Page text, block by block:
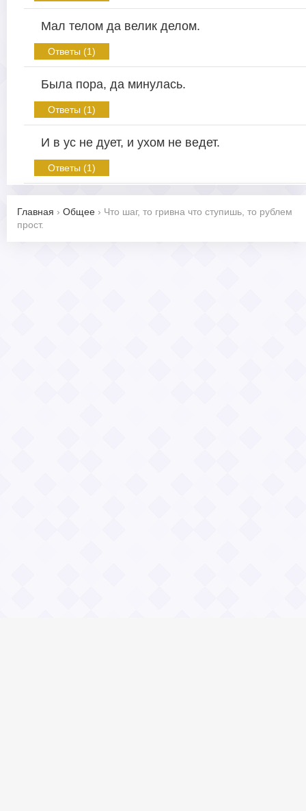
Мал телом да велик делом.
Ответы (1)
Была пора, да минулась.
Ответы (1)
И в ус не дует, и ухом не ведет.
Ответы (1)
Главная › Общее › Что шаг, то гривна что ступишь, то рублем
прост.